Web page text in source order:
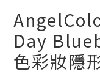
Day
色彩妝隱